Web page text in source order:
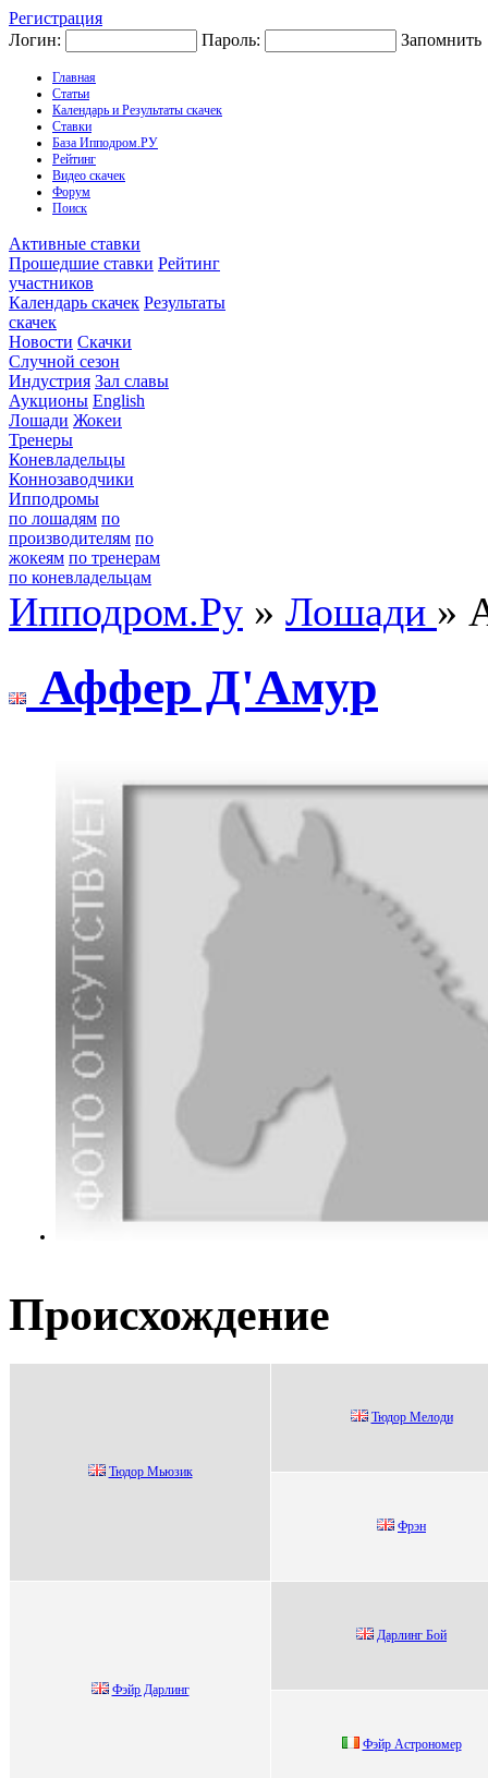
Регистрация
Логин:
Пароль: Запомнить
Главная
Статьи
Календарь и Результаты скачек
Ставки
База Ипподром.РУ
Рейтинг
Видео скачек
Форум
Поиск
Активные ставки
Прошедшие ставки Рейтинг
участников
Календарь скачек Результаты
скачек
Новости Скачки
Случной сезон
Индустрия Зал славы
Аукционы English
Лошади Жокеи
Тренеры
Коневладельцы
Коннозаводчики
Ипподромы
по лошадям по
производителям по
жокеям по тренерам
по коневладельцам
Ипподром.Ру » Лошади »
Аффеp Д'Амуp
Происхождение
Тюдор Мьюзик
Тюдop Meлoди
Фpэн
Фэйp Дapлинг
Дapлинг Бой
Фэйp Астpoнoмep